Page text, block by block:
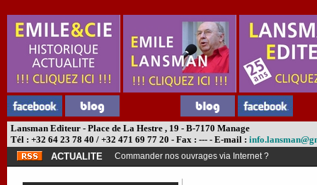
Lansman Editeur - Place de La Hestre , 19 - B-7170 Manage
Tél : +32 64 23 78 40 / +32 471 69 77 20 - Fax : --- - E-mail :
ACTUALITE
Commander nos ouvrages via Internet ?